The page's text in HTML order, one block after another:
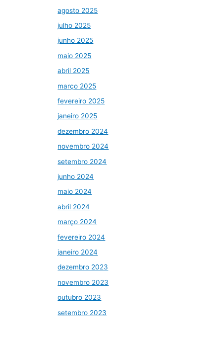
agosto 2025
julho 2025
junho 2025
maio 2025
abril 2025
março 2025
fevereiro 2025
janeiro 2025
dezembro 2024
novembro 2024
setembro 2024
junho 2024
maio 2024
abril 2024
março 2024
fevereiro 2024
janeiro 2024
dezembro 2023
novembro 2023
outubro 2023
setembro 2023